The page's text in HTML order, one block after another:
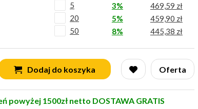
5
3%
469,59 zł
20
5%
459,90 zł
50
8% 445,38 zł
Dodaj do koszyka Oferta
powyżej 1500zł netto DOSTAWA GRATIS